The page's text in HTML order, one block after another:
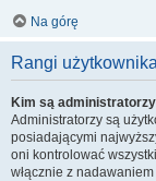
Na górę
Rangi
Kim są
Administratorzy są
posiadającymi
oni kontrolować
włącznie z